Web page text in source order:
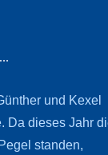
und Kexel
Da dieses Jahr
standen,